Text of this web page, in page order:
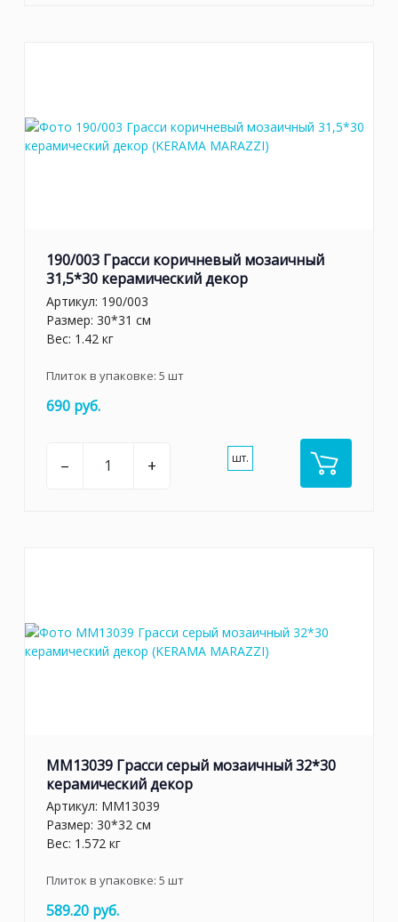
190/003 Грасси коричневый мозаичный
31,5*30 керамический декор
Артикул: 190/003
Размер: 30*31 см
Вес: 1.42 кг
Плиток в упаковке: 5 шт
690 руб.
– + шт.
MM13039 Грасси серый мозаичный 32*30
керамический декор
Артикул: MM13039
Размер: 30*32 см
Вес: 1.572 кг
Плиток в упаковке: 5 шт
589.20 руб.